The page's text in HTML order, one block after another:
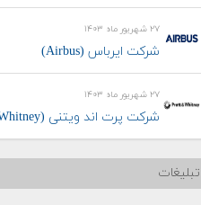
۲۷ شهریور ماه ۱۴۰۳
شرکت ایرباس (Airbus)
۲۷ شهریور ماه ۱۴۰۳
شرکت پرت اند ویتنی (Pratt & Whitney)
تبلیغات